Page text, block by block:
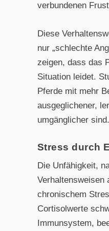
verbundenen
Diese
nur „schlechte
zeigen, dass das
Situation leidet.
Pferde mit mehr
ausgeglichener,
umgänglicher sind.
Stress durch
Die Unfähigkeit,
Verhaltensweisen
chronischem
Cortisolwerte
Immunsystem,